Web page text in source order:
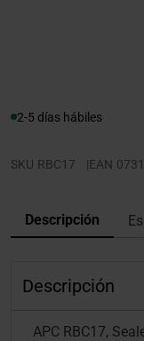
2-5 días hábiles
SKU RBC17 |EAN
Descripción
Descripción
APC RBC17,